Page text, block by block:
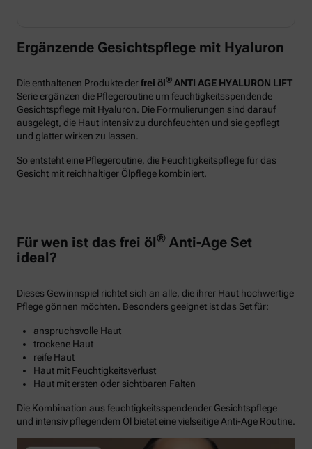
Ergänzende Gesichtspflege mit Hyaluron
Die enthaltenen Produkte derfrei öl® ANTI AGE HYALURON LIFT
Serie ergänzen die Pflegeroutine um feuchtigkeitsspendende
Gesichtspflege mit Hyaluron. Die Formulierungen sind darauf
ausgelegt, die Haut intensiv zu durchfeuchten und sie gepflegt
und glatter wirken zu lassen.
So entsteht eine Pflegeroutine, die Feuchtigkeitspflege für das
Gesicht mit reichhaltiger Ölpflege kombiniert.
Für wen ist das frei öl® Anti-Age Set
ideal?
Dieses Gewinnspiel richtet sich an alle, die ihrer Haut hochwertige
Pflege gönnen möchten. Besonders geeignet ist das Set für:
anspruchsvolle Haut
trockene Haut
reife Haut
Haut mit Feuchtigkeitsverlust
Haut mit ersten oder sichtbaren Falten
Die Kombination aus feuchtigkeitsspendender Gesichtspflege
und intensiv pflegendem Öl bietet eine vielseitige Anti-Age Routine.